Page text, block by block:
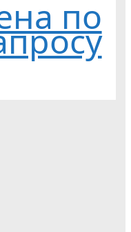
по